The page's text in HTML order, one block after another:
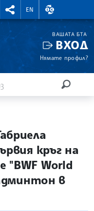
RIGHTMENU.SOCIAL
EN
ВАЛУТНИ
ВАШАТА БТА
ВХОД
Нямате профил?
кръг на
World
в